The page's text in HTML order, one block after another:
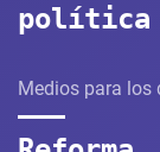
política
Medios para los